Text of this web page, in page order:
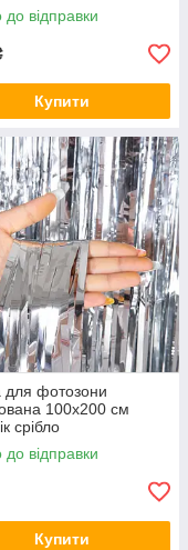
до відправки
Купити
для фотозони
100х200 см
срібло
до відправки
Купити